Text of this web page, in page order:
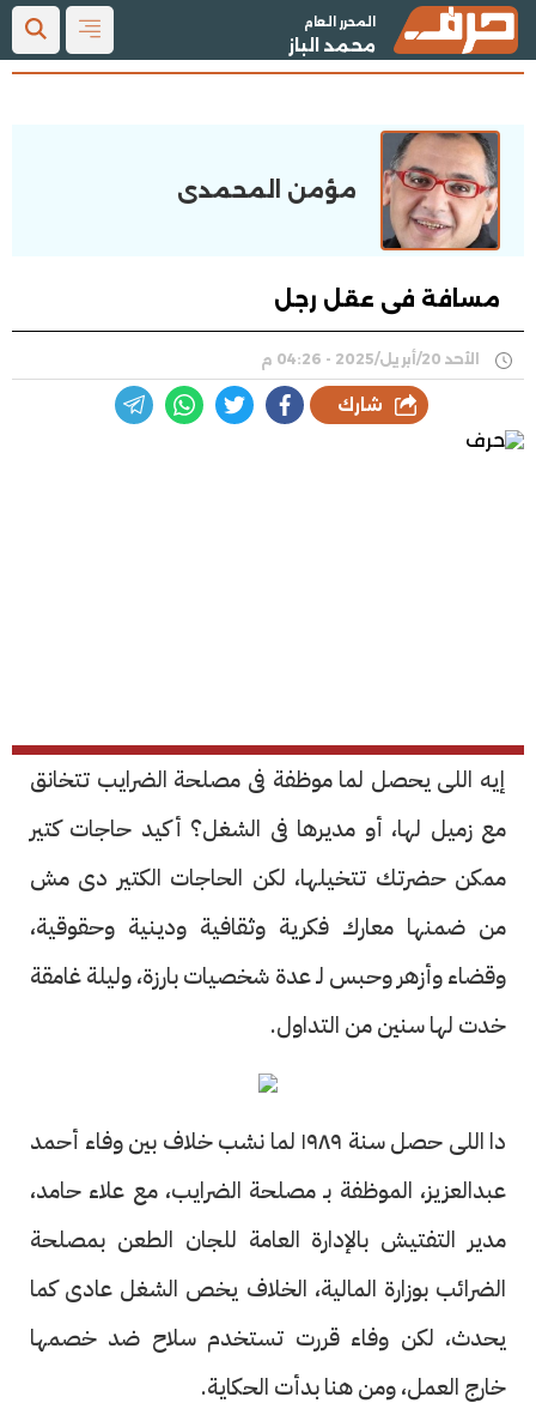
المحرر العام
محمد الباز
مؤمن المحمدى
مسافة فى عقل رجل
الأحد 20/أبريل/2025 - 04:26 م
شارك
إيه اللى يحصل لما موظفة فى مصلحة الضرايب تتخانق
مع زميل لها، أو مديرها فى الشغل؟ أكيد حاجات كتير
ممكن حضرتك تتخيلها، لكن الحاجات الكتير دى مش
من ضمنها معارك فكرية وثقافية ودينية وحقوقية،
وقضاء وأزهر وحبس لـ عدة شخصيات بارزة، وليلة غامقة
خدت لها سنين من التداول.
دا اللى حصل سنة ١٩٨٩ لما نشب خلاف بين وفاء أحمد
عبدالعزيز، الموظفة بـ مصلحة الضرايب، مع علاء حامد،
مدير التفتيش بالإدارة العامة للجان الطعن بمصلحة
الضرائب بوزارة المالية، الخلاف يخص الشغل عادى كما
يحدث، لكن وفاء قررت تستخدم سلاح ضد خصمها
خارج العمل، ومن هنا بدأت الحكاية.